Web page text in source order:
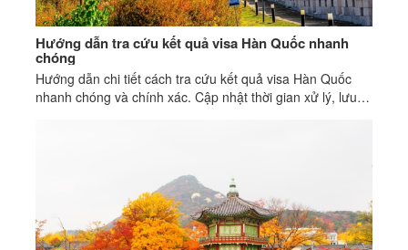
Hướng dẫn tra cứu kết quả visa Hàn Quốc nhanh
chóng
Hướng dẫn chi tiết cách tra cứu kết quả visa Hàn Quốc
nhanh chóng và chính xác. Cập nhật thời gian xử lý, lưu ý